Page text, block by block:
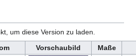
um diese Version zu laden.
Vorschaubild
Maße